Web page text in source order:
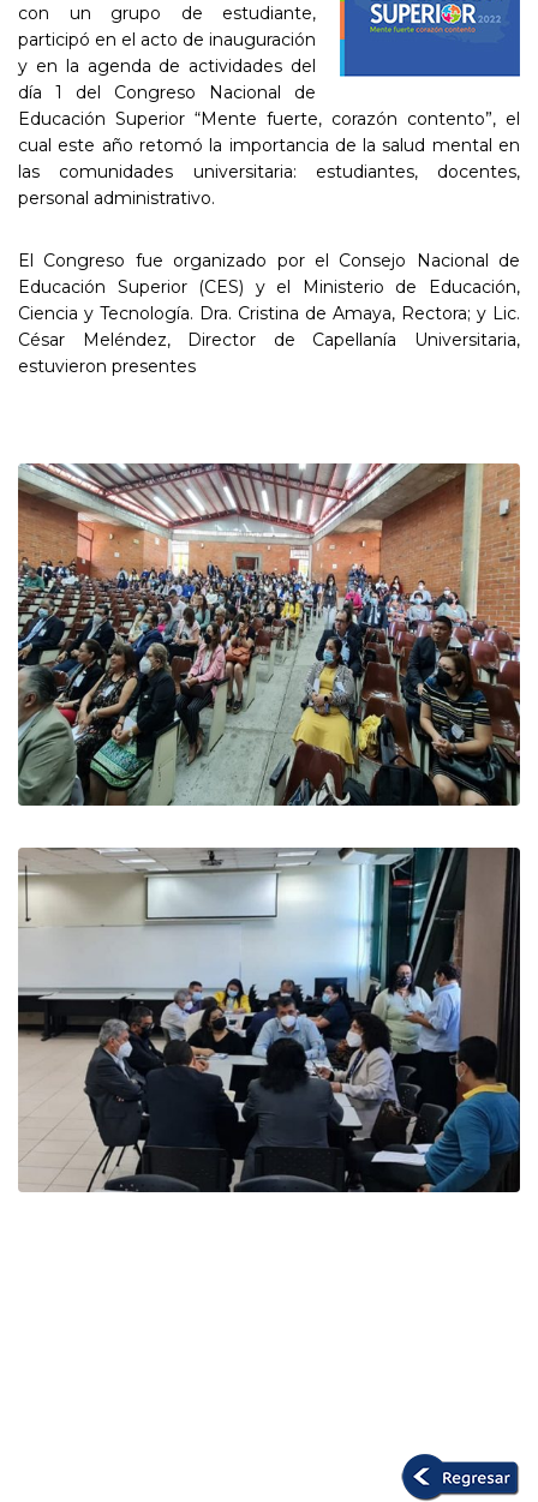
con un grupo de estudiante,
participó en el acto de inauguración
y en la agenda de actividades del
día 1 del Congreso Nacional de
Educación Superior “Mente fuerte, corazón contento”, el
cual este año retomó la importancia de la salud mental en
las comunidades universitaria: estudiantes, docentes,
personal administrativo.
El Congreso fue organizado por el Consejo Nacional de
Educación Superior (CES) y el Ministerio de Educación,
Ciencia y Tecnología. Dra. Cristina de Amaya, Rectora; y Lic.
César Meléndez, Director de Capellanía Universitaria,
estuvieron presentes